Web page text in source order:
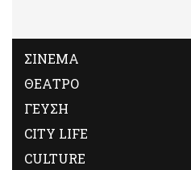
ΣΙΝΕΜΑ
ΘΕΑΤΡΟ
ΓΕΥΣΗ
CITY LIFE
CULTURE